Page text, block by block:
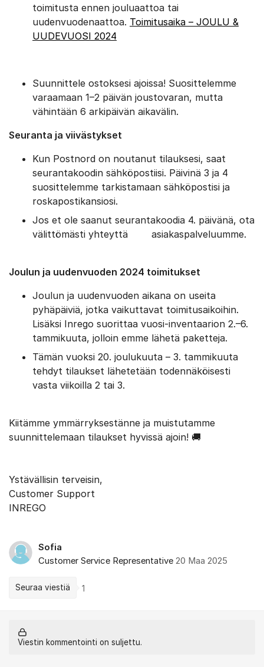
toimitusta ennen jouluaattoa tai
uudenvuodenaattoa. Toimitusaika – JOULU &
UUDEVUOSI 2024
Suunnittele ostoksesi ajoissa! Suosittelemme
varaamaan 1–2 päivän joustovaran, mutta
vähintään 6 arkipäivän aikavälin.
Seuranta ja viivästykset
Kun Postnord on noutanut tilauksesi, saat
seurantakoodin sähköpostiisi. Päivinä 3 ja 4
suosittelemme tarkistamaan sähköpostisi ja
roskapostikansiosi.
Jos et ole saanut seurantakoodia 4. päivänä, ota
välittömästi yhteyttä asiakaspalveluumme.
Joulun ja uudenvuoden 2024 toimitukset
Joulun ja uudenvuoden aikana on useita
pyhäpäiviä, jotka vaikuttavat toimitusaikoihin.
Lisäksi Inrego suorittaa vuosi-inventaarion 2.–6.
tammikuuta, jolloin emme lähetä paketteja.
Tämän vuoksi 20. joulukuuta – 3. tammikuuta
tehdyt tilaukset lähetetään todennäköisesti
vasta viikoilla 2 tai 3.
Kiitämme ymmärryksestänne ja muistutamme
suunnittelemaan tilaukset hyvissä ajoin! 🚚
Ystävällisin terveisin,
Customer Support
INREGO
Sofia
Customer Service Representative 20 Maa 2025
Seuraa viestiä 1
Viestin kommentointi on suljettu.